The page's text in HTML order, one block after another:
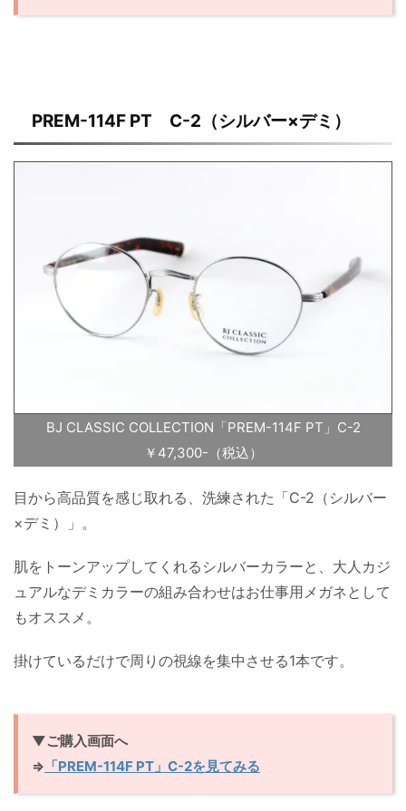
PREM-114F PT C-2（シルバー×デミ）
BJ CLASSIC COLLECTION「PREM-114F PT」C-2
￥47,300-（税込）
目から高品質を感じ取れる、洗練された「C-2（シルバー
×デミ）」。
肌をトーンアップしてくれるシルバーカラーと、大人カジ
ュアルなデミカラーの組み合わせはお仕事用メガネとして
もオススメ。
掛けているだけで周りの視線を集中させる1本です。
▼ご購入画面へ
⇒ 「PREM-114F PT」C-2を見てみる